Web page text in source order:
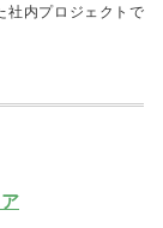
社内プロジェクトで